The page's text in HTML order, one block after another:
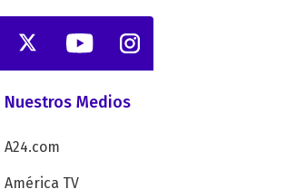
Nuestros Medios
A24.com
América TV